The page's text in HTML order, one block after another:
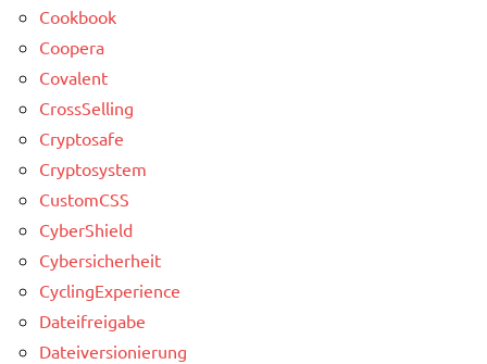
Cookbook
Coopera
Covalent
CrossSelling
Cryptosafe
Cryptosystem
CustomCSS
CyberShield
Cybersicherheit
CyclingExperience
Dateifreigabe
Dateiversionierung